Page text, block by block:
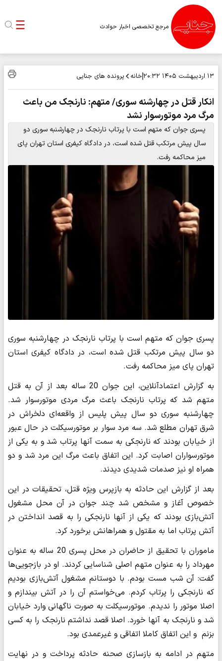
مرجع تخصصی اخبار حوادث
۱۳ اردیبهشت ۱۴۰۵ ۲۰:۳۲ خانه پرونده های جنایی
انکار قتل در چهارشنه سوری/ متهم: نارنجک من باعث
مرگ مرد موتورسوار نشد
پسری جوان که متهم است با پرتاب نارنجک در چهارشنبه سوری دو
سال پیش مرتکب قتل شده است، در دادگاه کیفری استان تهران پای
میز محاکمه رفت.
پسری جوان که متهم است با پرتاب نارنجک در چهارشنبه سوری
دو سال پیش مرتکب قتل شده است، در دادگاه کیفری استان
تهران پای میز محاکمه رفت.
به گزارش اعتمادآنلاین، این جوان 20 ساله بعد از آن به قتل
متهم شد که پرتاب نارنجک باعث مرگ مردی موتورسوار شد.
چهارشنبه سوری دو سال پیش پلیس از واقعه‌ای دلخراش در
شرق تهران مطلع شد. سه مرد سوار بر موتورسیکلت در حال عبور
از خیابان بودند که نارنجکی به سمت آنها پرتاب شد و به یکی از
موتورسواران اصابت کرد. این اتفاق باعث مرگ این مرد شد و دو
همراه او نیز صدمات شدیدی دیدند.
بعد از گزارش این حادثه به بازپرس ویژه قتل، تحقیقات در این
خصوص آغاز و مشخص شد چند جوان در آن محل مشغول
آتش‌بازی بودند که یکی از آنها نارنجکی را به قصد انداختن در
آتش پرتاب اما به مقتول و همراهانش برخورد کرد.
ماموران با تحقیق از حاضران در محل پسری 20 ساله به عنوان
مهرداد را به عنوان متهم اصلی شناسایی کردند. او در بازجویی‌ها
گفت: آن شب مست بودم. با دوستانم مشغول آتش‌بازی بودیم
که نارنجکی را پرتاب کردم. می‌خواستم آن را در آتش بیندازم و
اصلا موتور را ندیدم. موتورسیکلت به صورت ناگهانی وارد خیابان
شد و نارنجک به آنها خورد. اصلا قصد نداشتم نارنجک را به کسی
بزنم و این اتفاق کاملا اتفاقی و غیرعمدی بود.
متهم در ادامه به بازسازی صحنه حادثه پرداخت و در نهایت